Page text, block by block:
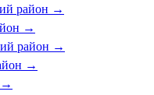
район →
→
район →
→
→